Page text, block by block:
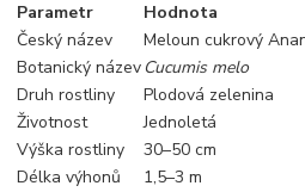
Parametr
Hodnota
Český název
Meloun cukrový
Botanický název Cucumis melo
Druh rostliny
Plodová zelenina
Životnost
Jednoletá
Výška rostliny
30–50 cm
Délka výhonů
1,5–3 m